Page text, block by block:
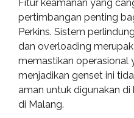
Fitur keamanan yang
pertimbangan penting
Perkins. Sistem
dan overloading
memastikan operasional
menjadikan genset ini
aman untuk digunakan
di Malang.